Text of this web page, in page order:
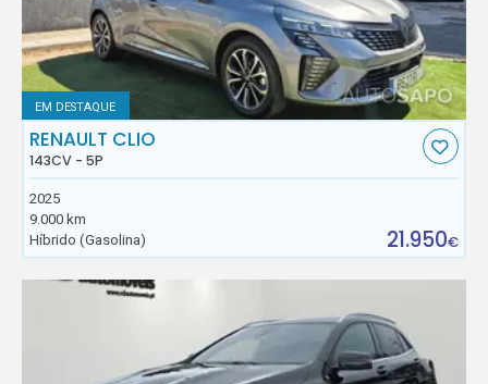
EM DESTAQUE
RENAULT CLIO
143CV - 5P
2025
9.000 km
Híbrido (Gasolina)
21.950€